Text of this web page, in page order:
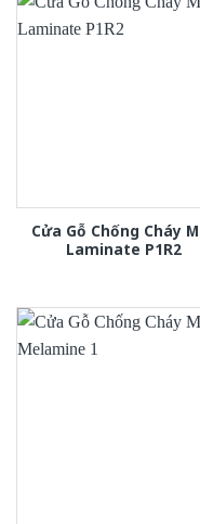
Cửa Gỗ Chống Cháy
Laminate P1R2